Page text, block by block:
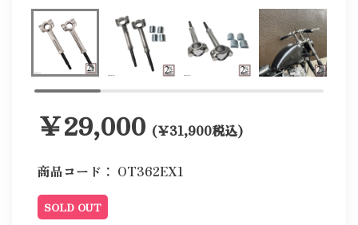
￥29,000 (￥31,900税込)
商品コード： OT362EX1
SOLD OUT